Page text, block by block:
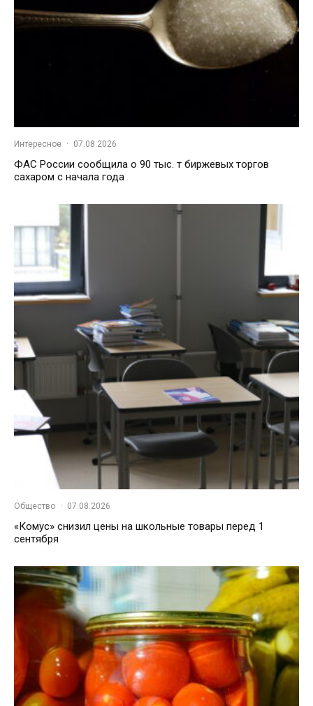
Интересное · 07.08.2026
ФАС России сообщила о 90 тыс. т биржевых торгов
сахаром с начала года
Общество · 07.08.2026
«Комус» снизил цены на школьные товары перед 1
сентября